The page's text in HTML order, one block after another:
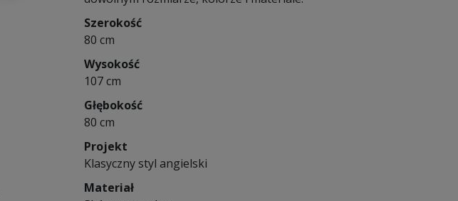
Szerokość
80 cm
Wysokość
107 cm
Głębokość
80 cm
Projekt
Klasyczny styl angielski
Materiał